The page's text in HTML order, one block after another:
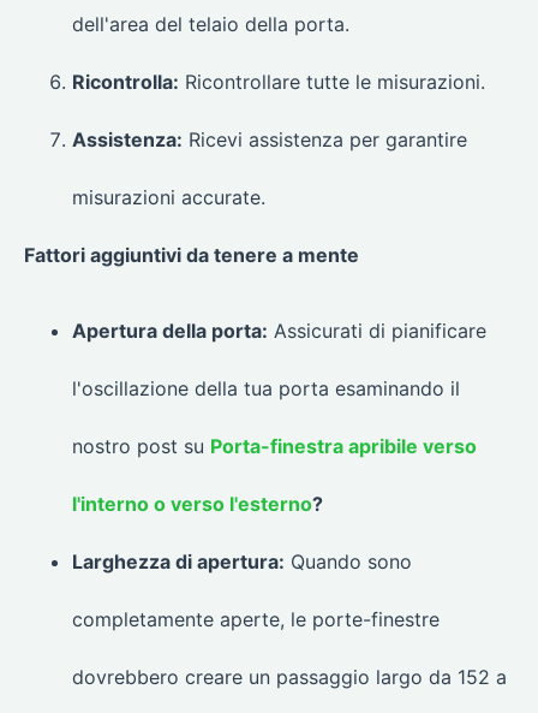
dell'area del telaio della porta.
Ricontrolla: Ricontrollare tutte le misurazioni.
Assistenza: Ricevi assistenza per garantire
misurazioni accurate.
Fattori aggiuntivi da tenere a mente
Apertura della porta: Assicurati di pianificare
l'oscillazione della tua porta esaminando il
nostro post su Porta-finestra apribile verso
l'interno o verso l'esterno?
Larghezza di apertura: Quando sono
completamente aperte, le porte-finestre
dovrebbero creare un passaggio largo da 152 a